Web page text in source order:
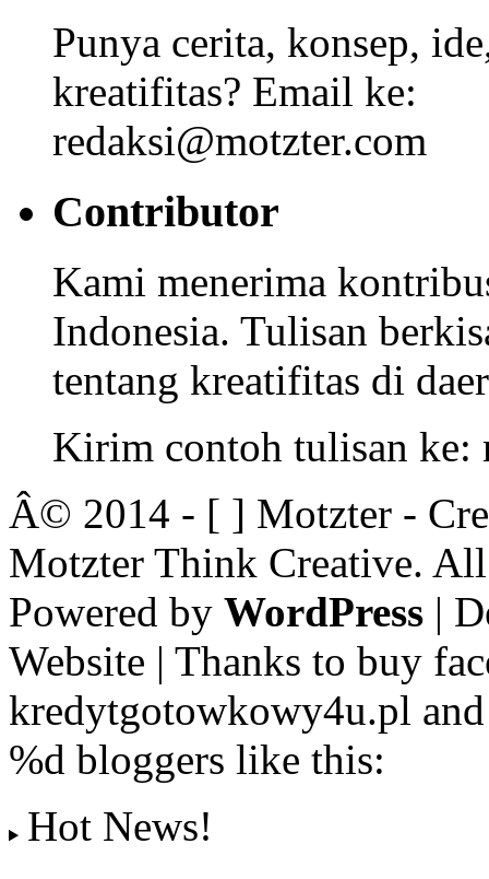
Punya cerita, konsep,
kreatifitas? Email ke:
redaksi@motzter.com
Contributor
Kami menerima
Indonesia. Tulisan
tentang kreatifitas di
Kirim contoh tulisan ke:
Â© 2014 - [ ] Motzter -
Motzter Think Creative.
Powered by WordPress |
Website | Thanks to buy
kredytgotowkowy4u.pl
%d bloggers like this:
Hot News!